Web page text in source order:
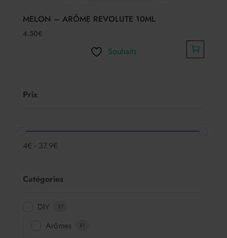
MELON – ARÔME REVOLUTE 10ML
4.50€
Souhaits
Prix
4€ - 37.9€
Catégories
DIY 97
Arômes 81